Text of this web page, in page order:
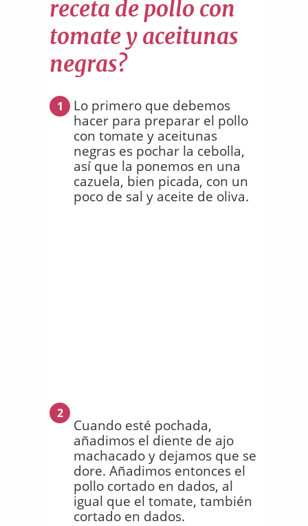
receta de pollo con
tomate y aceitunas
negras?
1
Lo primero que debemos
hacer para preparar el pollo
con tomate y aceitunas
negras es pochar la cebolla,
así que la ponemos en una
cazuela, bien picada, con un
poco de sal y aceite de oliva.
2
Cuando esté pochada,
añadimos el diente de ajo
machacado y dejamos que se
dore. Añadimos entonces el
pollo cortado en dados, al
igual que el tomate, también
cortado en dados.